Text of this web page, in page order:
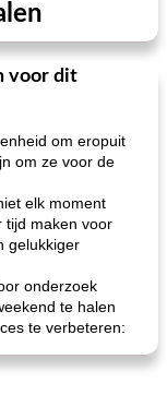
voor dit
om eropuit
om ze voor de
elk moment
tijd maken voor
gelukkiger
onderzoek
te halen
te verbeteren: